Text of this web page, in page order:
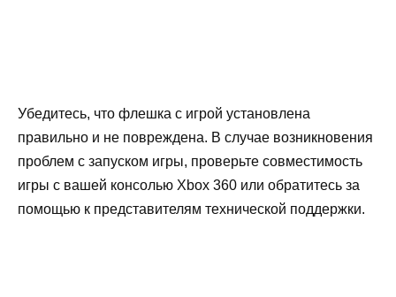
Убедитесь, что флешка с игрой установлена
правильно и не повреждена. В случае возникновения
проблем с запуском игры, проверьте совместимость
игры с вашей консолью Xbox 360 или обратитесь за
помощью к представителям технической поддержки.